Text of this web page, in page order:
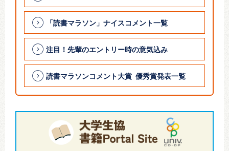
「読書マラソン」ナイスコメント一覧
注目！先輩のエントリー時の意気込み
読書マラソンコメント大賞 優秀賞発表一覧